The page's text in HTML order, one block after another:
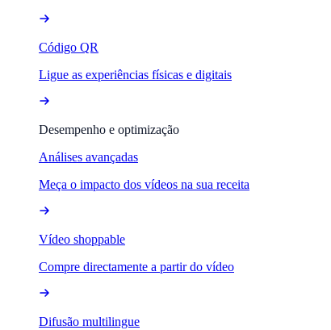
Código QR
Ligue as experiências físicas e digitais
Desempenho e optimização
Análises avançadas
Meça o impacto dos vídeos na sua receita
Vídeo shoppable
Compre directamente a partir do vídeo
Difusão multilingue